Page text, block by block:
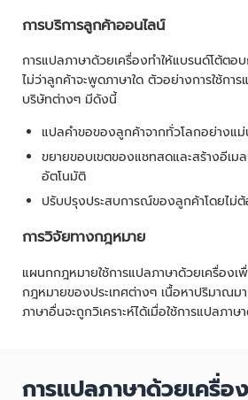
การบริการลูกค้าออนไลน์
การแปลภาษาด้วยเครื่องทำให้แบรนด์โต้ตอ
ไม่ว่าลูกค้าจะพูดภาษาใด ตัวอย่างการใช้กา
บริษัทต่างๆ มีดังนี้
แปลคำขอของลูกค้าจากทั่วโลกอย่างแม่
ขยายขอบเขตของแชทสดและสร้างอีเม
อัตโนมัติ
ปรับปรุงประสบการณ์ของลูกค้าโดยไม่
การวิจัยทางกฎหมาย
แผนกกฎหมายใช้การแปลภาษาด้วยเครื่องเ
กฎหมายของประเทศต่างๆ เนื้อหาปริมาณม
ภาษาอื่นจะถูกวิเคราะห์ได้เมื่อใช้การแปลภาษ
การแปลภาษาด้วยเครื่อ